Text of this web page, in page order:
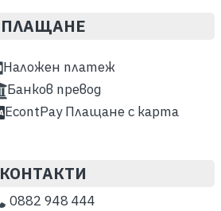
ПЛАЩАНЕ
Наложен платеж
Банков превод
EcontPay Плащане с карта
КОНТАКТИ
0882 948 444